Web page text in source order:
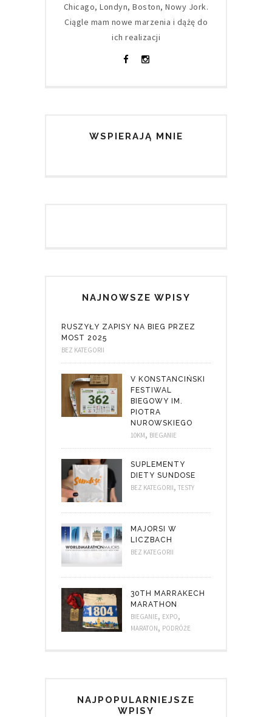
Chicago, Londyn, Boston, Nowy Jork.
Ciągle mam nowe marzenia i dążę do
ich realizacji
WSPIERAJĄ MNIE
NAJNOWSZE WPISY
RUSZYŁY ZAPISY NA BIEG PRZEZ
MOST 2025
BEZ KATEGORII
V KONSTANCIŃSKI
FESTIWAL
BIEGOWY IM.
PIOTRA
NUROWSKIEGO
10KM, BIEGANIE
SUPLEMENTY
DIETY SUNDOSE
BEZ KATEGORII, TESTY
MAJORSI W
LICZBACH
BEZ KATEGORII
30TH MARRAKECH
MARATHON
BIEGANIE, EXPO,
MARATON, PODRÓŻE
NAJPOPULARNIEJSZE
WPISY